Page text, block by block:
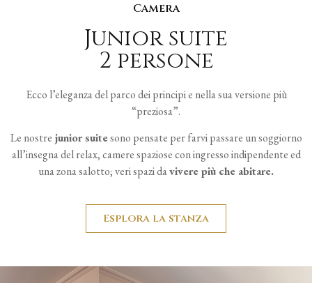
Camera
Junior suite
2 persone
Ecco l’eleganza del parco dei principi e nella sua versione più
“preziosa”.
Le nostre junior suitesono pensate per farvi passare un soggiorno
all’insegna del relax, camere spaziose con ingresso indipendente ed
una zona salotto; veri spazi davivere più che abitare.
Esplora la stanza